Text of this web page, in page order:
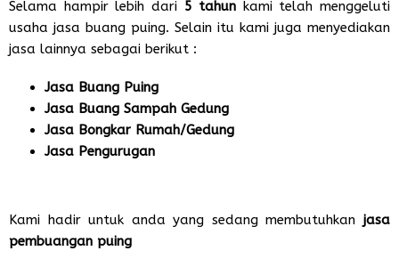
Selama hampir lebih dari 5 tahun kami telah menggeluti
usaha jasa buang puing. Selain itu kami juga menyediakan
jasa lainnya sebagai berikut :
Jasa Buang Puing
Jasa Buang Sampah Gedung
Jasa Bongkar Rumah/Gedung
Jasa Pengurugan
Kami hadir untuk anda yang sedang membutuhkan jasa
pembuangan puing